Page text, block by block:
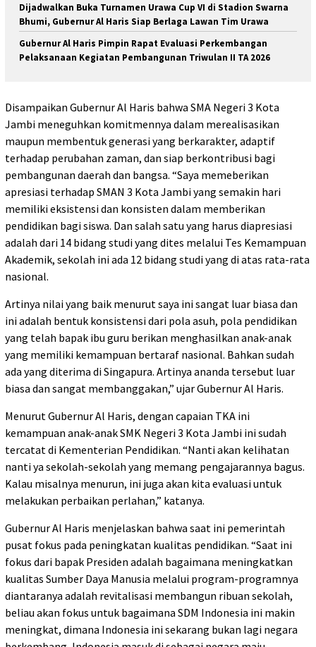
Dijadwalkan Buka Turnamen Urawa Cup VI di Stadion Swarna
Bhumi, Gubernur Al Haris Siap Berlaga Lawan Tim Urawa
Gubernur Al Haris Pimpin Rapat Evaluasi Perkembangan
Pelaksanaan Kegiatan Pembangunan Triwulan II TA 2026
Disampaikan Gubernur Al Haris bahwa SMA Negeri 3 Kota
Jambi meneguhkan komitmennya dalam merealisasikan
maupun membentuk generasi yang berkarakter, adaptif
terhadap perubahan zaman, dan siap berkontribusi bagi
pembangunan daerah dan bangsa. “Saya memeberikan
apresiasi terhadap SMAN 3 Kota Jambi yang semakin hari
memiliki eksistensi dan konsisten dalam memberikan
pendidikan bagi siswa. Dan salah satu yang harus diapresiasi
adalah dari 14 bidang studi yang dites melalui Tes Kemampuan
Akademik, sekolah ini ada 12 bidang studi yang di atas rata-rata
nasional.
Artinya nilai yang baik menurut saya ini sangat luar biasa dan
ini adalah bentuk konsistensi dari pola asuh, pola pendidikan
yang telah bapak ibu guru berikan menghasilkan anak-anak
yang memiliki kemampuan bertaraf nasional. Bahkan sudah
ada yang diterima di Singapura. Artinya ananda tersebut luar
biasa dan sangat membanggakan,” ujar Gubernur Al Haris.
Menurut Gubernur Al Haris, dengan capaian TKA ini
kemampuan anak-anak SMK Negeri 3 Kota Jambi ini sudah
tercatat di Kementerian Pendidikan. “Nanti akan kelihatan
nanti ya sekolah-sekolah yang memang pengajarannya bagus.
Kalau misalnya menurun, ini juga akan kita evaluasi untuk
melakukan perbaikan perlahan,” katanya.
Gubernur Al Haris menjelaskan bahwa saat ini pemerintah
pusat fokus pada peningkatan kualitas pendidikan. “Saat ini
fokus dari bapak Presiden adalah bagaimana meningkatkan
kualitas Sumber Daya Manusia melalui program-programnya
diantaranya adalah revitalisasi membangun ribuan sekolah,
beliau akan fokus untuk bagaimana SDM Indonesia ini makin
meningkat, dimana Indonesia ini sekarang bukan lagi negara